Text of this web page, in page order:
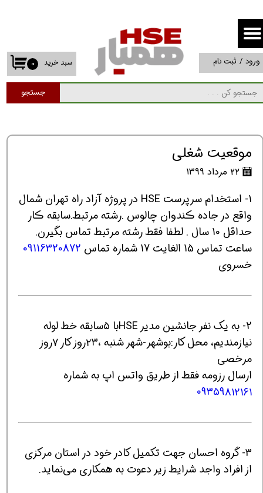
جستجو
۰ سبد خرید ورود / ثبت نام
حساب کاربری من
تغییر گذر واژه
سفارشات
موقعیت شغلی
۲۲ مرداد ۱۳۹۹
1- استخدام سرپرست HSE در پروژه آزاد راه تهران شمال
واقع در جاده ڪندوان چالوس .رشته مرتبط.سابقه ڪار
حداقل 10 سال . لطفا فقط رشته مرتبط تماس بگیرن.
ساعت تماس 15 الغایت 17 شماره تماس
09116320872
خسروی
2- به یک نفر جانشین مدیر HSEبا ۵سابقه خط لوله
نیازمندیم، محل کار:بوشهر-شهر شنبه ،۲۳روز کار ۷روز
مرخصی
ارسال رزومه فقط از طریق واتس اپ به شماره
۰۹۳۵۹۸۱۲۱۶۱
3- گروه احسان جهت تکمیل کادر خود در استان مرکزی
از افراد واجد شرایط زیر دعوت به همکاری می‌نماید.